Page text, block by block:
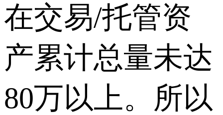
在交易/托管资
产累计总量未达
80万以上。所以